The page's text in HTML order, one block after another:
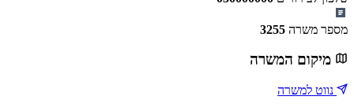
מספר משרה 3255
מיקום המשרה
נווט למשרה